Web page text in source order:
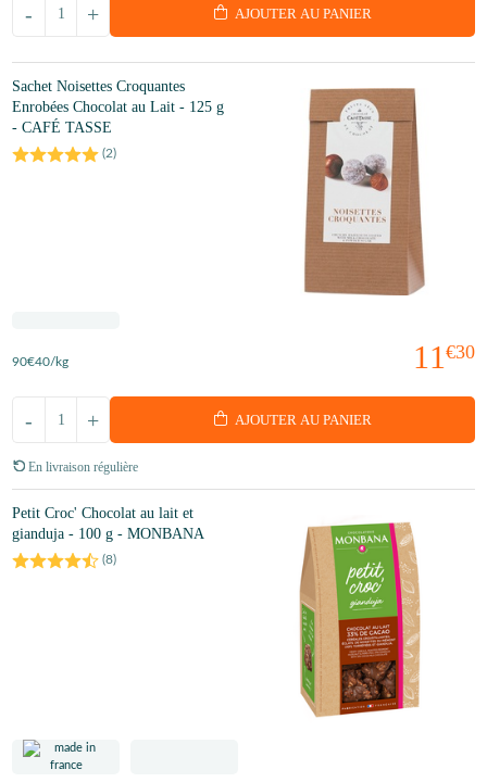
+
- AJOUTER AU PANIER
Sachet Noisettes Croquantes
Enrobées Chocolat au Lait - 125 g
- CAFÉ TASSE
(2)
11 €30
90€40/kg
+
- AJOUTER AU PANIER
En livraison régulière
Petit Croc' Chocolat au lait et
gianduja - 100 g - MONBANA
(8)